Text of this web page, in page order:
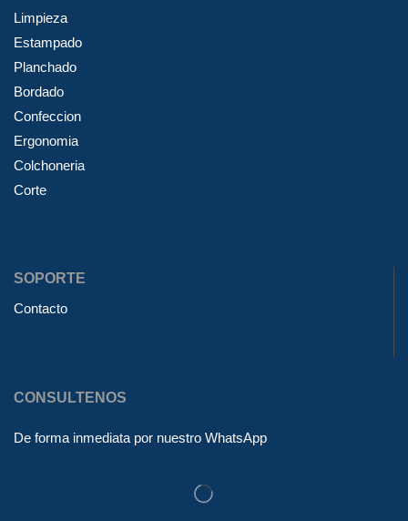
Limpieza
Estampado
Planchado
Bordado
Confeccion
Ergonomia
Colchoneria
Corte
SOPORTE
Contacto
CONSULTENOS
De forma inmediata por nuestro WhatsApp